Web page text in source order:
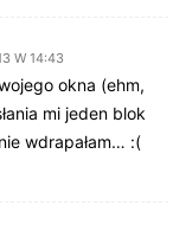
W 14:43
okna (ehm,
mi jeden blok
wdrapałam… :(